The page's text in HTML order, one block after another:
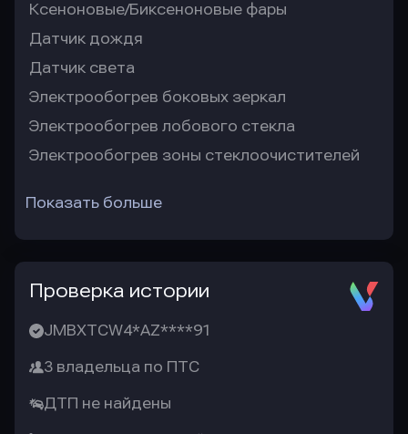
Ксеноновые/Биксеноновые фары
Датчик дождя
Датчик света
Электрообогрев боковых зеркал
Электрообогрев лобового стекла
Электрообогрев зоны стеклоочистителей
Показать больше
Проверка истории
JMBXTCW4*AZ****91
3 владельца по ПТС
ДТП не найдены